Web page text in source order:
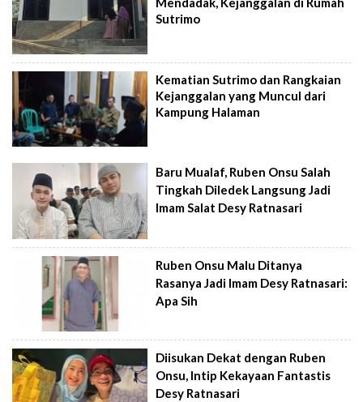
Sutrimo
Kematian Sutrimo dan Rangkaian
Kejanggalan yang Muncul dari
Kampung Halaman
Baru Mualaf, Ruben Onsu Salah
Tingkah Diledek Langsung Jadi
Imam Salat Desy Ratnasari
Ruben Onsu Malu Ditanya
Rasanya Jadi Imam Desy Ratnasari:
Apa Sih
Diisukan Dekat dengan Ruben
Onsu, Intip Kekayaan Fantastis
Desy Ratnasari